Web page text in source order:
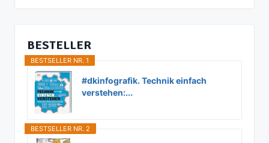
BESTELLER
BESTSELLER NR. 1
#dkinfografik. Technik einfach
verstehen:...
BESTSELLER NR. 2